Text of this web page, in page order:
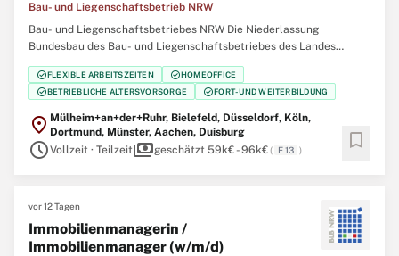
Bau- und Liegenschaftsbetrieb NRW
Bau- und Liegenschaftsbetriebes NRW Die Niederlassung
Bundesbau des Bau- und Liegenschaftsbetriebes des Landes
Nordrhein‑Westfalen (BLB NRW) sucht zum nächstmöglichen
Zeitpunkt eine Abteilungsleitung (w/m/d) Leitstellen NRW im
Bundesbau Der Bau- und Liegenschaftsbetrieb NRW ist Eigentümer,
check_circleFLEXIBLE ARBEITSZEITEN check_circleHOMEOFFICE
check_circleBETRIEBLICHE ALTERSVORSORGE check_circleFORT- UND WEITERBILDUNG
location_on Mülheim+an+der+Ruhr, Bielefeld, Düsseldorf, Köln,
Dortmund, Münster, Aachen, Duisburg
scheduleVollzeit · Teilzeitpaymentsgeschätzt 59k€ - 96k€( E 13 ) bookmark
vor 12 Tagen
Immobilienmanagerin /
Immobilienmanager (w/m/d)